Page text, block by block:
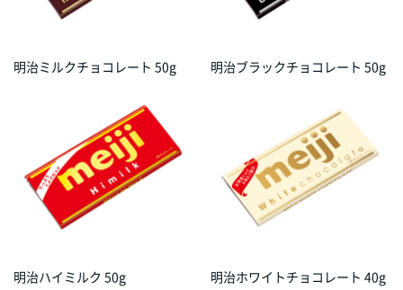
明治ミルクチョコレート 50g 明治ブラックチョコレート 50g
明治ハイミルク 50g 明治ホワイトチョコレート 40g